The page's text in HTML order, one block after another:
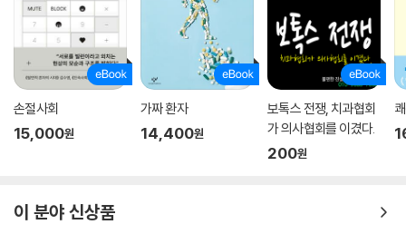
사회적·경제적 불안정성 속에서 고통받는 삶을 위한 대항적인 세계를 상상
한다.
반젠더 이데올로기에 대한 비판을 명료하고 구체적이며 이해하기 쉬운 언
어로 전달한다는 점, 성차에 대한 신유물론과 페미니즘 과학기술연구의 성
과를 일별해 『젠더 트러블』의 논의를 보완한다는 점은 이 책의 의미를 더
해준다. 소외당하거나 배제되는 이 없이 모든 사람이 살 만한 세상을 만들
어가는 데 어떤 인식론적 훈련과 윤리가 필요한지 고민하는 이들에게 『누
우리의 과제는 단순히 더욱 정교하게 연마한 분석 기술을 통해 그들의 책
손절사회
15,000원
가짜 환자
14,400원
보톡스 전쟁, 치과협회
가 의사협회를 이겼다.
200원
이 분야 신상품